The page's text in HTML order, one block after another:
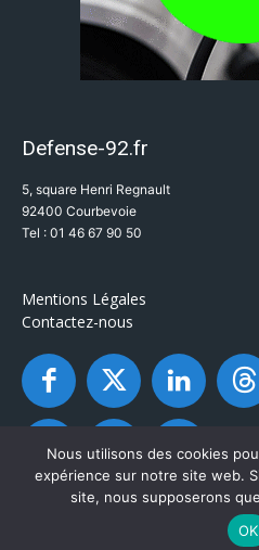
Defense-92.fr
5, square Henri Regnault
92400 Courbevoie
Tel : 01 46 67 90 50
Mentions Légales
Contactez-nous
© Defense-92.fr - Tous droits
Nous utilisons des cookies
expérience sur notre site web.
site, nous supposerons
OK